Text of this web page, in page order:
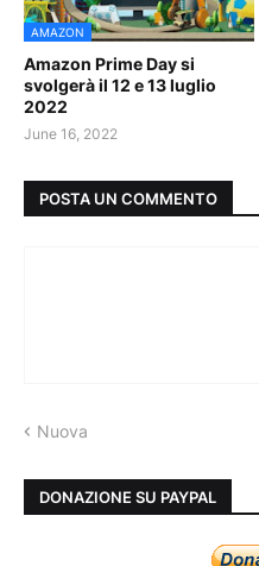
AMAZON
Amazon Prime Day si
svolgerà il 12 e 13 luglio
2022
June 16, 2022
POSTA UN COMMENTO
Nuova
DONAZIONE SU PAYPAL